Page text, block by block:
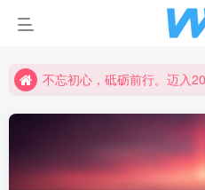
不忘初心，砥砺前行。迈入2026年，愿你怀抱希望，乘风破浪，书写
不忘初心，砥砺前行。迈入2026年，愿你怀抱希望，乘风破浪，书写属